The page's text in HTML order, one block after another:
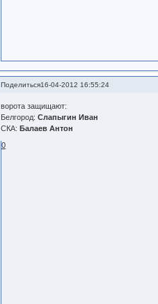
Поделиться16-04-2012 16:55:24
ворота защищают:
Белгород:Слапыгин Иван
СКА:Балаев Антон
0